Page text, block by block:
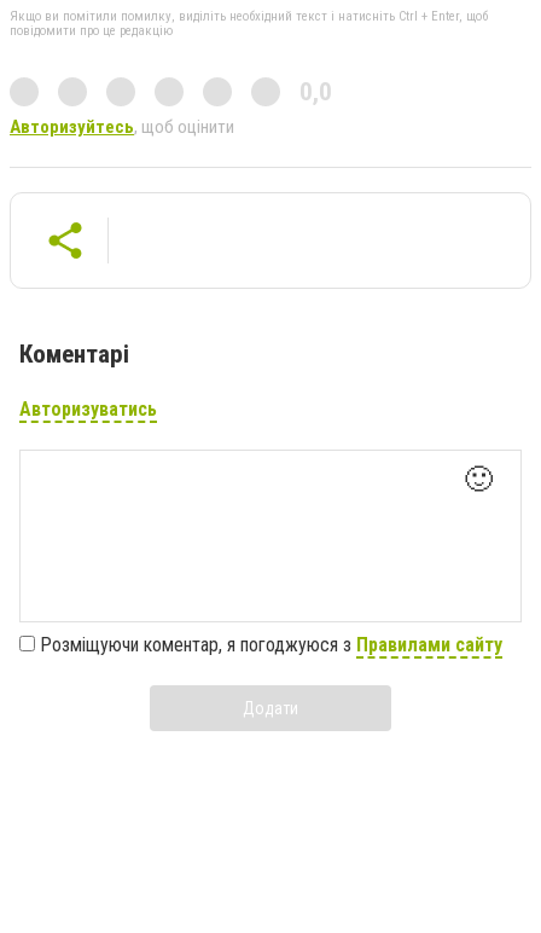
Якщо ви помітили помилку, виділіть необхідний текст і натисніть Ctrl + Enter, щоб
повідомити про це редакцію
0,0
Авторизуйтесь, щоб оцінити
Коментарі
Авторизуватись
🙂
Розміщуючи коментар, я погоджуюся з Правилами сайту
Додати